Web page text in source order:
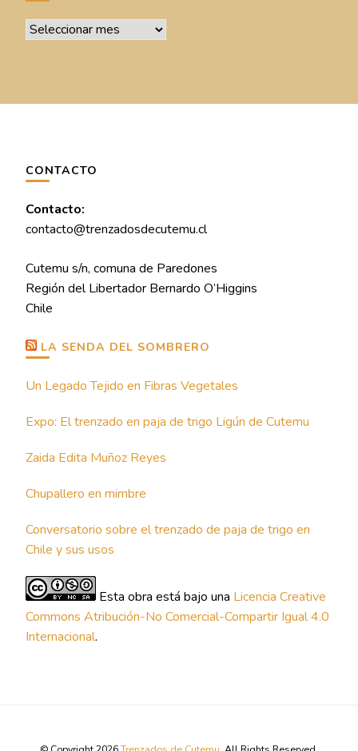
Archivos
CONTACTO
Contacto:
contacto@trenzadosdecutemu.cl
Cutemu s/n, comuna de Paredones
Región del Libertador Bernardo O’Higgins
Chile
LA SENDA DEL SOMBRERO
Un Legado Tejido en Fibras Vegetales
Expo: El trenzado en paja de trigo Ligún de Cutemu
Zaida Edita Muñoz Reyes
Chupallero en mimbre
Conversatorio sobre el trenzado de paja de trigo en
Chile y sus usos
Esta obra está bajo una Licencia Creative
Commons Atribución-No Comercial-Compartir Igual 4.0
Internacional.